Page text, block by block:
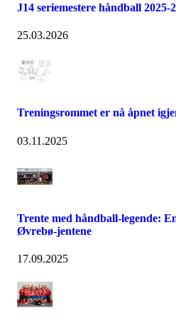
J14 seriemestere håndball 2025-
25.03.2026
Treningsrommet er nå åpnet
03.11.2025
Trente med håndball-legende:
Øvrebø-jentene
17.09.2025